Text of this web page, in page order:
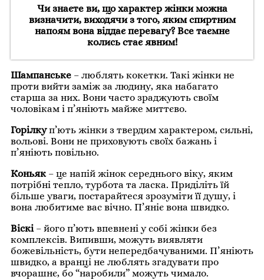
Чи знаєте ви, що характер жінки можна
визначити, виходячи з того, яким спиртним
напоям вона віддає перевагу? Все таємне
колись стає явним!
Шампанське – люблять кокетки. Такі жінки не
проти вийти заміж за людину, яка набагато
старша за них. Вони часто зраджують своїм
чоловікам і п’яніють майже миттєво.
Горілкуп’ють жінки з твердим характером, сильні,
вольові. Вони не приховують своїх бажань і
п’яніють повільно.
Коньяк– це напій жінок середнього віку, яким
потрібні тепло, турбота та ласка. Приділіть їй
більше уваги, постарайтеся зрозуміти її душу, і
вона любитиме вас вічно. П’яніє вона швидко.
Віскі – його п’ють впевнені у собі жінки без
комплексів. Випивши, можуть виявляти
божевільність, бути непередбачуваними. П’яніють
швидко, а вранці не люблять згадувати про
вчорашнє, бо “наробили” можуть чимало.